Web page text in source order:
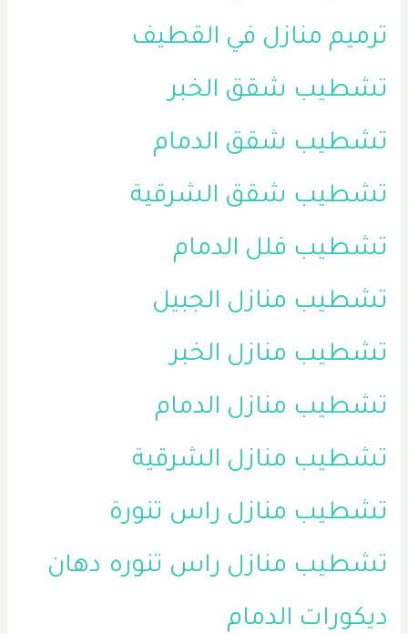
ترميم منازل في القطيف
تشطيب شقق الخبر
تشطيب شقق الدمام
تشطيب شقق الشرقية
تشطيب فلل الدمام
تشطيب منازل الجبيل
تشطيب منازل الخبر
تشطيب منازل الدمام
تشطيب منازل الشرقية
تشطيب منازل راس تنورة
تشطيب منازل راس تنوره دهان
ديكورات الدمام